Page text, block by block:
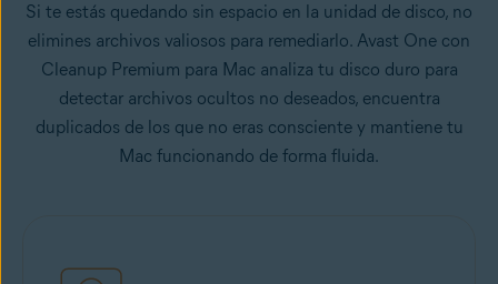
Si te estás quedando sin espacio en la unidad de disco, no
elimines archivos valiosos para remediarlo. Avast One con
Cleanup Premium para Mac analiza tu disco duro para
detectar archivos ocultos no deseados, encuentra
duplicados de los que no eras consciente y mantiene tu
Mac funcionando de forma fluida.